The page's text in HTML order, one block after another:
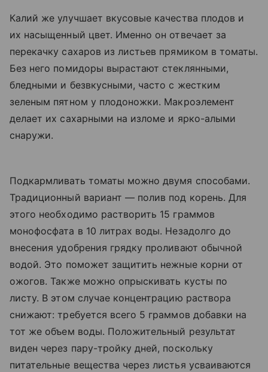
Калий же улучшает вкусовые качества плодов и
их насыщенный цвет. Именно он отвечает за
перекачку сахаров из листьев прямиком в томаты.
Без него помидоры вырастают стеклянными,
бледными и безвкусными, часто с жестким
зеленым пятном у плодоножки. Макроэлемент
делает их сахарными на изломе и ярко-алыми
снаружи.
Подкармливать томаты можно двумя способами.
Традиционный вариант — полив под корень. Для
этого необходимо растворить 15 граммов
монофосфата в 10 литрах воды. Незадолго до
внесения удобрения грядку проливают обычной
водой. Это поможет защитить нежные корни от
ожогов. Также можно опрыскивать кусты по
листу. В этом случае концентрацию раствора
снижают: требуется всего 5 граммов добавки на
тот же объем воды. Положительный результат
виден через пару-тройку дней, поскольку
питательные вещества через листья усваиваются